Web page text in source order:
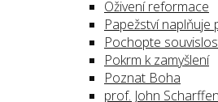
Oživení reformace
Papežství naplňuje
Pochopte
Pokrm k zamyšlení
Poznat Boha
prof. John